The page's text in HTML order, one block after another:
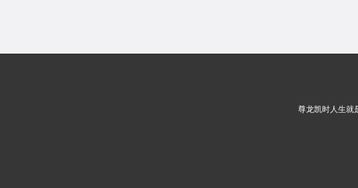
尊龙凯时人生就